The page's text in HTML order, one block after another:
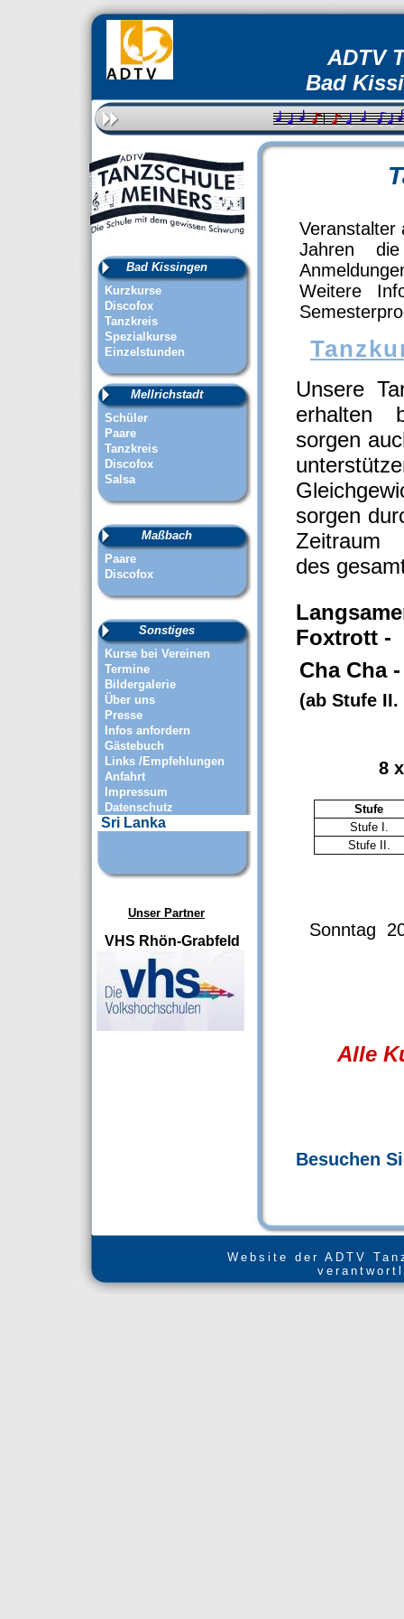
ADTV
Bad
Bad Kissingen
Kurzkurse
Discofox
Tanzkreis
Spezialkurse
Einzelstunden
Mellrichstadt
Schüler
Paare
Tanzkreis
Discofox
Salsa
Maßbach
Paare
Discofox
Sonstiges
Kurse bei Vereinen
Termine
Bildergalerie
Über uns
Presse
Infos anfordern
Gästebuch
Links /Empfehlungen
Anfahrt
Impressum
Datenschutz
Sri Lanka
Unser Partner
VHS Rhön-Grabfeld
Veranstalter
Jahren
Weitere
Unsere
erhalten
sorgen
sorgen
Zeitraum
des
Foxtrott -
Cha Cha
(ab Stufe II.
8
Stufe
Stufe I.
Stufe II.
Sonntag
Alle
Besuchen
Website der ADTV